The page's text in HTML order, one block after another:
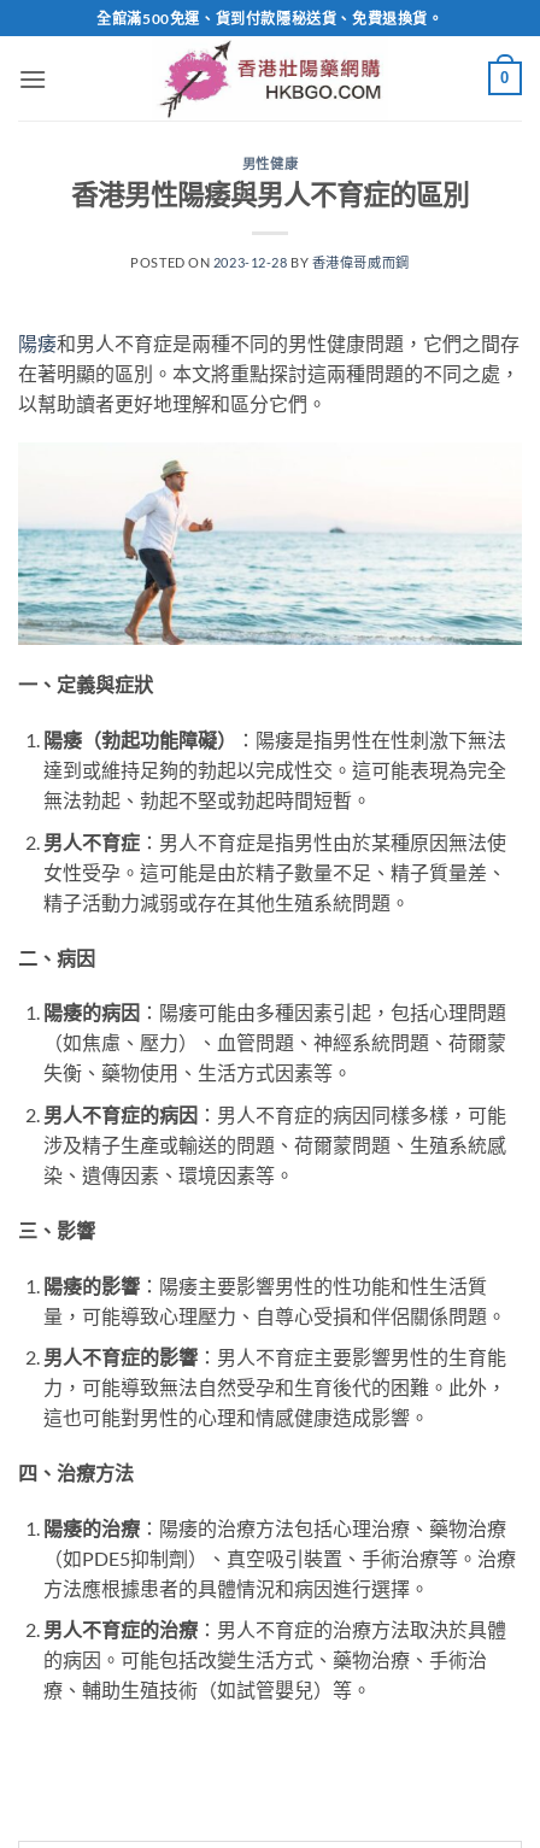
to
content
全館滿500免運、貨到付款隱秘送貨、免費退換貨。
0
男性健康
香港男性陽痿與男人不育症的區別
POSTED ON 2023-12-28 BY 香港偉哥威而鋼
陽痿和男人不育症是兩種不同的男性健康問題，它們之間存
在著明顯的區別。本文將重點探討這兩種問題的不同之處，
以幫助讀者更好地理解和區分它們。
一、定義與症狀
陽痿（勃起功能障礙）
：陽痿是指男性在性刺激下無法
達到或維持足夠的勃起以完成性交。這可能表現為完全
無法勃起、勃起不堅或勃起時間短暫。
男人不育症：男人不育症是指男性由於某種原因無法使
女性受孕。這可能是由於精子數量不足、精子質量差、
精子活動力減弱或存在其他生殖系統問題。
二、病因
陽痿的病因 ：陽痿可能由多種因素引起，包括心理問題
（如焦慮、壓力）、血管問題、神經系統問題、荷爾蒙
失衡、藥物使用、生活方式因素等。
男人不育症的病因 ：男人不育症的病因同樣多樣，可能
涉及精子生產或輸送的問題、荷爾蒙問題、生殖系統感
染、遺傳因素、環境因素等。
三、影響
陽痿的影響：陽痿主要影響男性的性功能和性生活質
量，可能導致心理壓力、自尊心受損和伴侶關係問題。
男人不育症的影響：男人不育症主要影響男性的生育能
力，可能導致無法自然受孕和生育後代的困難。此外，
這也可能對男性的心理和情感健康造成影響。
四、治療方法
陽痿的治療：陽痿的治療方法包括心理治療、藥物治療
（如PDE5抑制劑）、真空吸引裝置、手術治療等。治療
方法應根據患者的具體情況和病因進行選擇。
男人不育症的治療：男人不育症的治療方法取決於具體
的病因。可能包括改變生活方式、藥物治療、手術治
療、輔助生殖技術（如試管嬰兒）等。